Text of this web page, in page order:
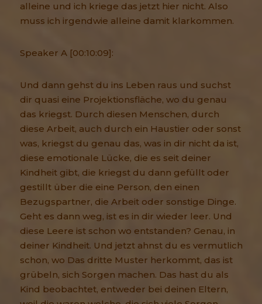
alleine und ich kriege das jetzt hier nicht. Also
muss ich irgendwie alleine damit klarkommen.
Speaker A [00:10:09]:
Und dann gehst du ins Leben raus und suchst
dir quasi eine Projektionsfläche, wo du genau
das kriegst. Durch diesen Menschen, durch
diese Arbeit, auch durch ein Haustier oder sonst
was, kriegst du genau das, was in dir nicht da ist,
diese emotionale Lücke, die es seit deiner
Kindheit gibt, die kriegst du dann gefüllt oder
gestillt über die eine Person, den einen
Bezugspartner, die Arbeit oder sonstige Dinge.
Geht es dann weg, ist es in dir wieder leer. Und
diese Leere ist schon wo entstanden? Genau, in
deiner Kindheit. Und jetzt ahnst du es vermutlich
schon, wo Das dritte Muster herkommt, das ist
grübeln, sich Sorgen machen. Das hast du als
Kind beobachtet, entweder bei deinen Eltern,